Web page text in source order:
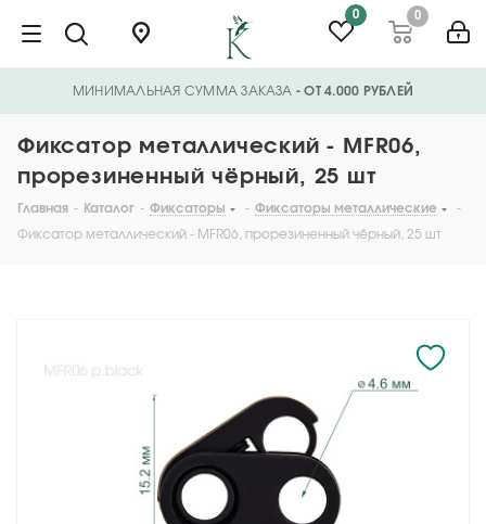
0 0
МИНИМАЛЬНАЯ СУММА ЗАКАЗА - ОТ 4.000 РУБЛЕЙ
Фиксатор металлический - MFR06,
прорезиненный чёрный, 25 шт
Главная - Каталог - Фиксаторы - Фиксаторы металлические
-
Фиксатор металлический - MFR06, прорезиненный чёрный, 25 шт